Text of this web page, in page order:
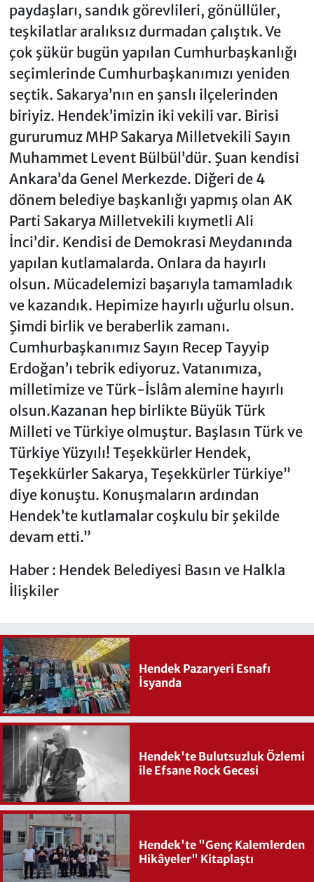
paydaşları, sandık görevlileri, gönüllüler,
teşkilatlar aralıksız durmadan çalıştık. Ve
çok şükür bugün yapılan Cumhurbaşkanlığı
seçimlerinde Cumhurbaşkanımızı yeniden
seçtik. Sakarya’nın en şanslı ilçelerinden
biriyiz. Hendek’imizin iki vekili var. Birisi
gururumuz MHP Sakarya Milletvekili Sayın
Muhammet Levent Bülbül’dür. Şuan kendisi
Ankara’da Genel Merkezde. Diğeri de 4
dönem belediye başkanlığı yapmış olan AK
Parti Sakarya Milletvekili kıymetli Ali
İnci’dir. Kendisi de Demokrasi Meydanında
yapılan kutlamalarda. Onlara da hayırlı
olsun. Mücadelemizi başarıyla tamamladık
ve kazandık. Hepimize hayırlı uğurlu olsun.
Şimdi birlik ve beraberlik zamanı.
Cumhurbaşkanımız Sayın Recep Tayyip
Erdoğan’ı tebrik ediyoruz. Vatanımıza,
milletimize ve Türk-İslâm alemine hayırlı
olsun.Kazanan hep birlikte Büyük Türk
Milleti ve Türkiye olmuştur. Başlasın Türk ve
Türkiye Yüzyılı! Teşekkürler Hendek,
Teşekkürler Sakarya, Teşekkürler Türkiye”
diye konuştu. Konuşmaların ardından
Hendek’te kutlamalar coşkulu bir şekilde
devam etti.”
Haber : Hendek Belediyesi Basın ve Halkla
İlişkiler
Hendek Pazaryeri Esnafı
İsyanda
Hendek'te Bulutsuzluk Özlemi
ile Efsane Rock Gecesi
Hendek'te "Genç Kalemlerden
Hikâyeler" Kitaplaştı